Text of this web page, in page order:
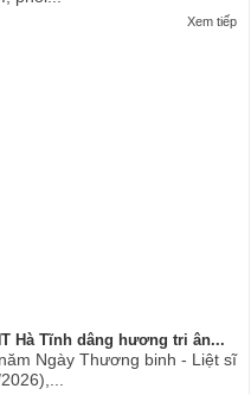
Xem tiếp
Hà Tĩnh dâng hương tri ân...
Ngày Thương binh - Liệt sĩ